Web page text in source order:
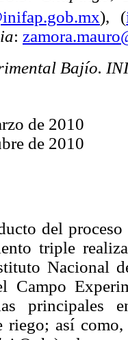
), (
:
Bajío.
de 2010
de 2010
del
triple
Nacional
Campo
principales
riego; así